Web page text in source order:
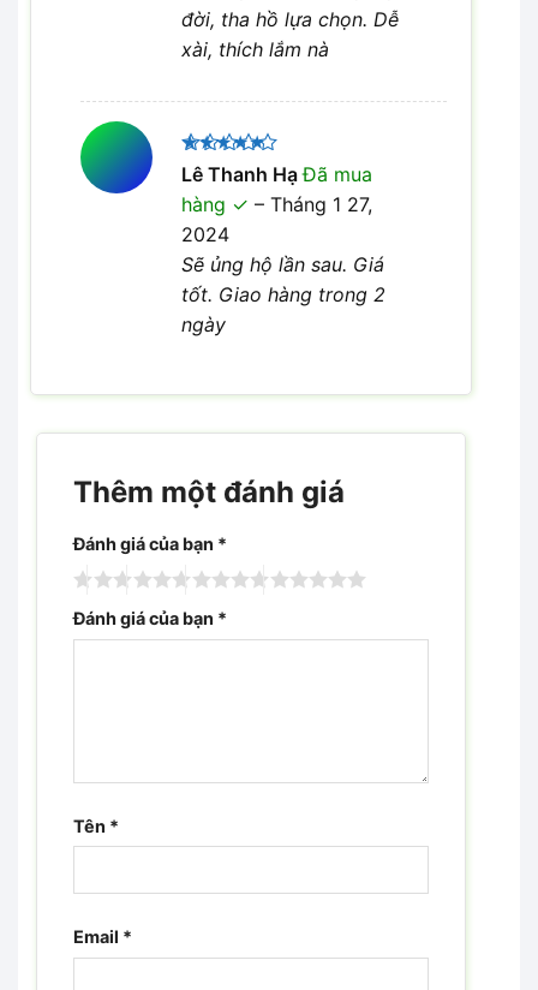
đời, tha hồ lựa chọn. Dễ
xài, thích lắm nà
Được xếp
hạng 5
sao
Lê Thanh HạĐã mua
hàng
– Tháng 1 27,
2024
Sẽ ủng hộ lần sau. Giá
tốt. Giao hàng trong 2
ngày
Thêm một đánh giá
Đánh giá của bạn *
Đánh giá của bạn *
Tên *
Email *